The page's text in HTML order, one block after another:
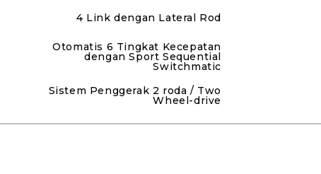
4 Link dengan Lateral Rod
Otomatis 6 Tingkat Kecepatan
dengan Sport Sequential
Switchmatic
Sistem Penggerak 2 roda / Two
Wheel-drive